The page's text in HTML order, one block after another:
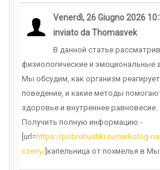
Venerdì, 26 Giugno 2026
inviato da Thomasvek
В данной статье
физиологические и эмоциональные
Мы обсудим, как организм
поведение, и какие методы
здоровье и внутреннее равновесие.
Получить полную информацию -
[url=https://pobrehushki.ru/narkolog-
czeny/]капельница от похмелья в